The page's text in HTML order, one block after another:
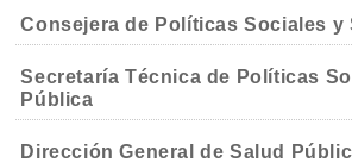
Consejera de Políticas Sociales y
Secretaría Técnica de Políticas
Pública
Dirección General de Salud